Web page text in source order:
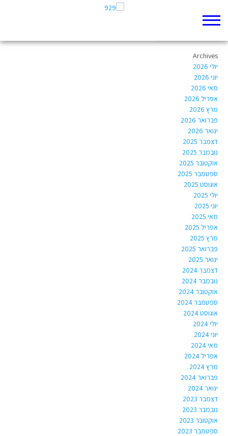
Author Archives: yairop@gmail.com
Archives
יולי 2026
יוני 2026
מאי 2026
אפריל 2026
מרץ 2026
פברואר 2026
ינואר 2026
דצמבר 2025
נובמבר 2025
אוקטובר 2025
ספטמבר 2025
אוגוסט 2025
יולי 2025
יוני 2025
מאי 2025
אפריל 2025
מרץ 2025
פברואר 2025
ינואר 2025
דצמבר 2024
נובמבר 2024
אוקטובר 2024
ספטמבר 2024
אוגוסט 2024
יולי 2024
יוני 2024
מאי 2024
אפריל 2024
מרץ 2024
פברואר 2024
ינואר 2024
דצמבר 2023
נובמבר 2023
אוקטובר 2023
ספטמבר 2023